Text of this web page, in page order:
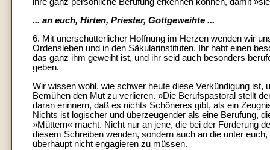
... an euch, Hirten, Priester, Gottgeweihte ...
6. Mit unerschütterlicher Hoffnung im Herzen wenden wir
Ordensleben und in den Säkularinstituten. Ihr habt einen
das ganz ihm geweiht ist, und ihr seid auch besonders
geben.
Wir wissen wohl, wie schwer heute diese Verkündigung
Bemühen den Mut zu verlieren. »Die Berufspastoral stellt
daran erinnern, daß es nichts Schöneres gibt, als ein
Nichts ist logischer und überzeugender als eine Berufung,
»Müttern« macht. Nicht nur an jene, die bei der Förderung
diesem Schreiben wenden, sondern auch an die unter
überhaupt nicht engagieren zu müssen.